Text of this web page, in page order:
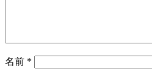
名前 *